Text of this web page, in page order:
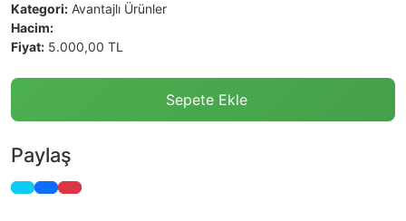
Kategori: Avantajlı Ürünler
Hacim:
Fiyat: 5.000,00 TL
Sepete Ekle
Paylaş